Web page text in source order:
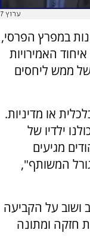
ערוץ 7
במפרץ הפרסי,
האמירויות
של ממש ליחסים
או מדיניות.
ילדיו של
מגיעים
המשותף",
ושוב על הקביעה
חזקה ומתונה